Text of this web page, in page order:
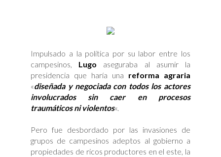
pobres
al
Gobierno
de
Lugo
Impulsado a la política por su labor entre los
campesinos, Lugo aseguraba al asumir la
presidencia que haría una reforma agraria
«diseñada y negociada con todos los actores
involucrados sin caer en procesos
traumáticos ni violentos«.
Pero fue desbordado por las invasiones de
grupos de campesinos adeptos al gobierno a
propiedades de ricos productores en el este, la